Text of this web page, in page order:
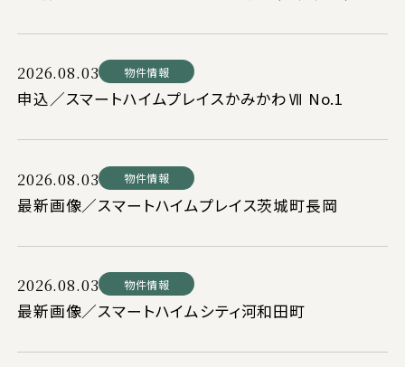
2026.08.03 物件情報
申込／スマートハイムプレイスかみかわⅦ No.1
2026.08.03 物件情報
最新画像／スマートハイムプレイス茨城町長岡
2026.08.03 物件情報
最新画像／スマートハイムシティ河和田町